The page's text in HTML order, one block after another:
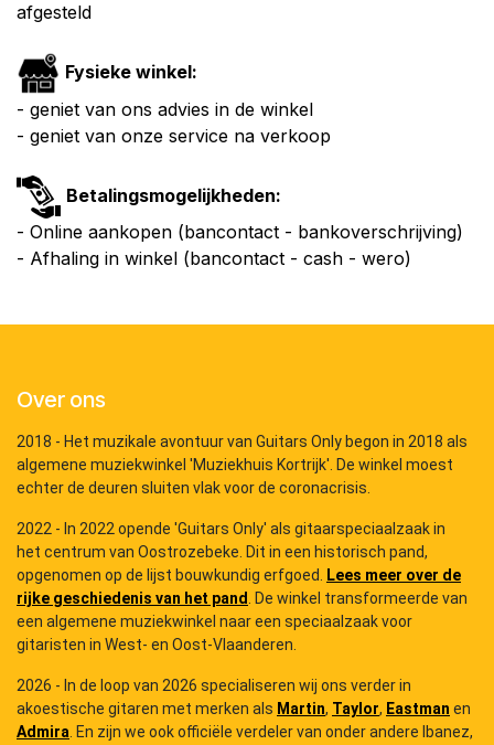
afgesteld
Fysieke winkel:
- geniet van ons advies in de winkel
- geniet van onze service na verkoop
Betalingsmogelijkheden:
- Online aankopen (bancontact - bankoverschrijving)
- Afhaling in winkel (bancontact - cash - wero)
Over ons
2018 - Het muzikale avontuur van Guitars Only begon in 2018 als
algemene muziekwinkel 'Muziekhuis Kortrijk'. De winkel moest
echter de deuren sluiten vlak voor de coronacrisis.
2022 - In 2022 opende 'Guitars Only' als gitaarspeciaalzaak in
het centrum van Oostrozebeke. Dit in een historisch pand,
opgenomen op de lijst bouwkundig erfgoed.
Lees meer over de
rijke geschiedenis van het pand
. De winkel transformeerde van
een algemene muziekwinkel naar een speciaalzaak voor
gitaristen in West- en Oost-Vlaanderen.
2026 - In de loop van 2026 specialiseren wij ons verder in
akoestische gitaren met merken als Martin, Taylor, Eastman en
Admira . En zijn we ook officiële verdeler van onder andere Ibanez,